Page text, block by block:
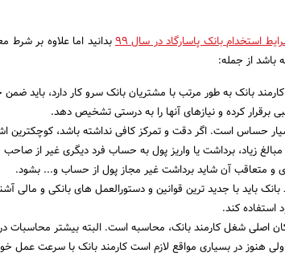
استخدام بانک پاسارگاد در سال 99
بدانید اما علاوه بر شرط
از جمله:
بانک به طور مرتب با مشتریان بانک سرو کار دارد، باید
برقرار کرده و نیازهای آنها را به درستی تشخیص دهد.
حساس است. اگر دقت و تمرکز کافی نداشته باشد، کوچکترین
زیاد، برداشت یا واریز پول به حساب فرد دیگری غیر از
و متعاقب آن شاید برداشت غیر مجاز پول از حساب و... بشود.
بانک باید با جدید ترین قوانین و دستورالعمل های بانکی و مالی
استفاده کند.
اصلی شغل کارمند بانک، محاسبه است. البته بیشتر محاسبات
ولی هنوز در بسیاری مواقع لازم است کارمند بانک با سرعت عمل